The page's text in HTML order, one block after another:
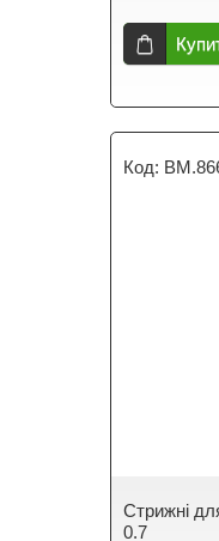
Стрижні
0.7